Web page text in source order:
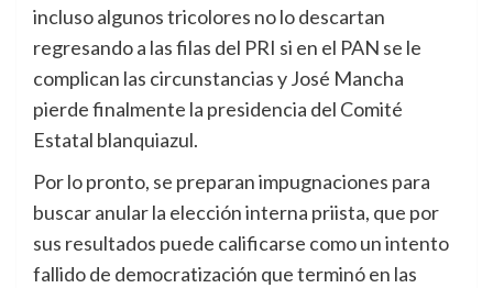
incluso algunos tricolores no lo descartan
regresando a las filas del PRI si en el PAN se le
complican las circunstancias y José Mancha
pierde finalmente la presidencia del Comité
Estatal blanquiazul.
Por lo pronto, se preparan impugnaciones para
buscar anular la elección interna priista, que por
sus resultados puede calificarse como un intento
fallido de democratización que terminó en las